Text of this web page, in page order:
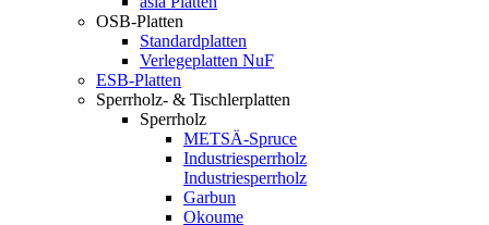
OSB-Platten
Standardplatten
Verlegeplatten NuF
ESB-Platten
Sperrholz- & Tischlerplatten
Sperrholz
METSÄ-Spruce
Industriesperrholz
Industriesperrholz
Garbun
Okoume